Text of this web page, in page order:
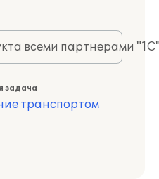
всеми партнерами
задача
транспортом